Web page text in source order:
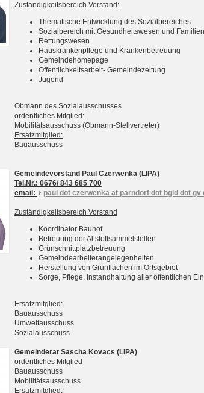
Zuständigkeitsbereich Vorstand:
Thematische Entwicklung des Sozialbereiches
Sozialbereich mit Gesundheitswesen und
Rettungswesen
Hauskrankenpflege und Krankenbetreuung
Gemeindehomepage
Öffentlichkeitsarbeit- Gemeindezeitung
Jugend
Obmann des Sozialausschusses
ordentliches Mitglied:
Mobilitätsausschuss (Obmann-Stellvertreter)
Ersatzmitglied:
Bauausschuss
Gemeindevorstand Paul Czerwenka (LIPA)
Tel.Nr.: 0676/ 843 685 700
email:
paul dot czerwenka at parndorf dot bgld dot gv
Zuständigkeitsbereich Vorstand
Koordinator Bauhof
Betreuung der Altstoffsammelstellen
Grünschnittplatzbetreuung
Gemeindearbeiterangelegenheiten
Herstellung von Grünflächen im Ortsgebiet
Sorge, Pflege, Instandhaltung aller öffentlichen
Ersatzmitglied:
Bauausschuss
Umweltausschuss
Sozialausschuss
Gemeinderat Sascha Kovacs (LIPA)
ordentliches Mitglied
Bauausschuss
Mobilitätsausschuss
Ersatzmitglied: